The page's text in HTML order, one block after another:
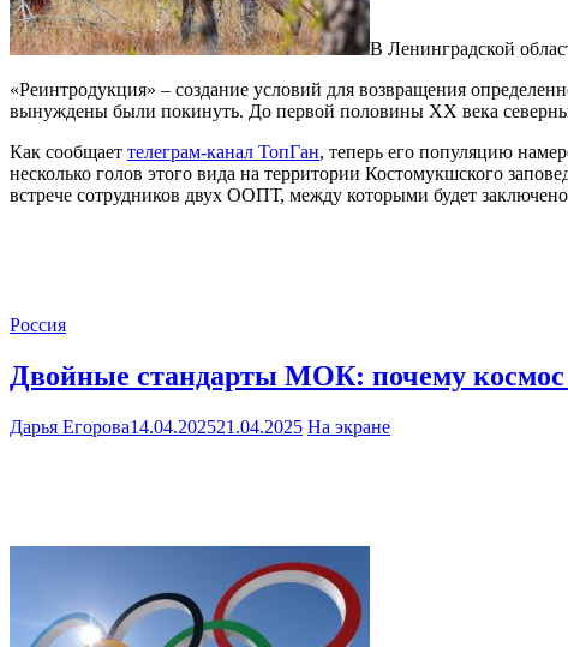
В Ленинградской
«Реинтродукция» – создание условий для возвращения
вынуждены были покинуть. До первой половины ХХ века
Как сообщает телеграм-канал ТопГан, теперь его популяцию
несколько голов этого вида на территории Костомукшского
встрече сотрудников двух ООПТ, между которыми будет
Россия
Двойные стандарты МОК: почему космос
Дарья Егорова14.04.202521.04.2025 На экране